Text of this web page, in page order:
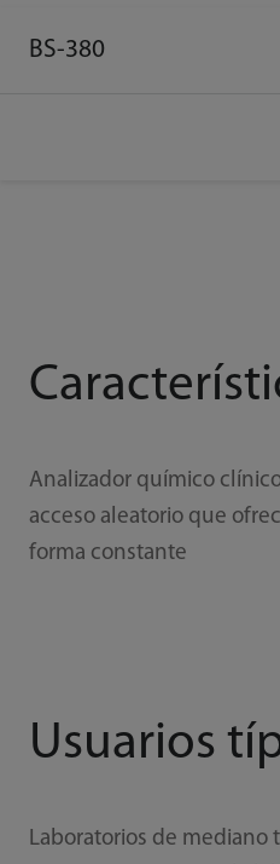
BS-380
Analizador químico
acceso aleatorio que
forma constante
Usuarios
Laboratorios de mediano